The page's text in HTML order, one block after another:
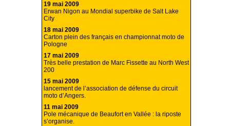
19 mai 2009
Erwan Nigon au Mondial superbike de Salt Lake
City
18 mai 2009
Carton plein des français en championnat moto de
Pologne
17 mai 2009
Très belle prestation de Marc Fissette au North West
200
15 mai 2009
lancement de l’association de défense du circuit
moto d’Angers.
11 mai 2009
Pole mécanique de Beaufort en Vallée : la riposte
s’organise.